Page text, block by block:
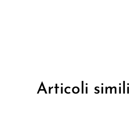
Articoli simili